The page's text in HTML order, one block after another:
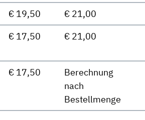
€ 19,50
€ 21,00
€ 17,50 € 21,00
€ 17,50
Berechnung
nach
Bestellmenge